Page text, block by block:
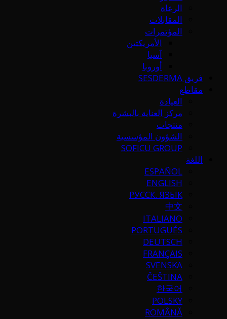
الرعاة
المقابلات
المؤتمرات
الأمريكتين
آسيا
أوروبا
فريق SESDERMA
مقاطع
العيادة
مركز العناية بالبشرة
منتجات
الشؤون المؤسسية
SOFICU GROUP
اللغة
ESPAÑOL
ENGLISH
РУССК. ЯЗЫК
中文
ITALIANO
PORTUGUÉS
DEUTSCH
FRANÇAIS
SVENSKA
ČEŠTINA
한국어
POLSKY
ROMÂNĂ